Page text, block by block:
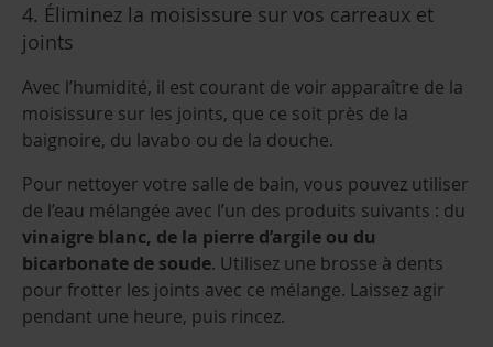
4. Éliminez la moisissure sur vos carreaux et
joints
Avec l’humidité, il est courant de voir apparaître de la
moisissure sur les joints, que ce soit près de la
baignoire, du lavabo ou de la douche.
Pour nettoyer votre salle de bain, vous pouvez utiliser
de l’eau mélangée avec l’un des produits suivants : du
vinaigre blanc, de la pierre d’argile ou du
bicarbonate de soude. Utilisez une brosse à dents
pour frotter les joints avec ce mélange. Laissez agir
pendant une heure, puis rincez.